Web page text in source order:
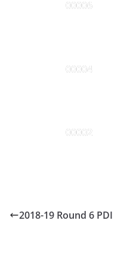
00006
00004
00002
2018-19 Round 6 PDI